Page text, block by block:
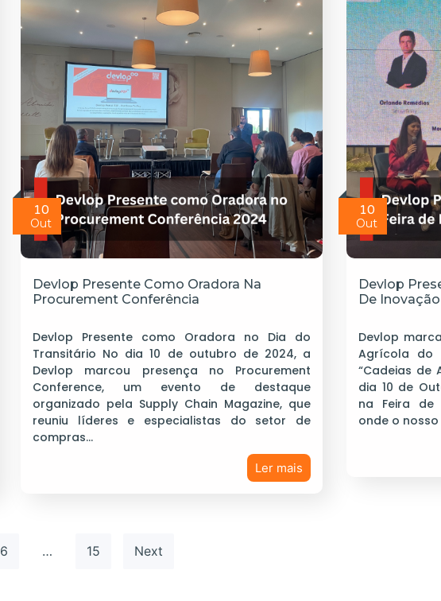
10
Out
Devlop Presente Como Oradora Na
Procurement Conferência
Devlop Presente como Oradora no Dia do
Transitário No dia 10 de outubro de 2024, a
Devlop marcou presença no Procurement
Conference, um evento de destaque
organizado pela Supply Chain Magazine, que
reuniu líderes e especialistas do setor de
compras…
Ler mais
10
Out
Devlop
De
Devlop
Agrícola do
“Cadeias de
dia 10 de
na Feira de
onde o nosso
6 … 15 Next